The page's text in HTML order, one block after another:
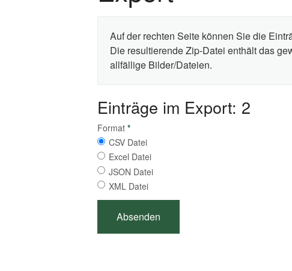
Auf der rechten Seite können Sie die
Die resultierende Zip-Datei enthält das
allfällige Bilder/Dateien.
Einträge im Export: 2
Format *
CSV Datei
Excel Datei
JSON Datei
XML Datei